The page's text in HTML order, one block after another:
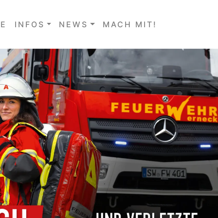
INFOS NEWS MACH MIT!